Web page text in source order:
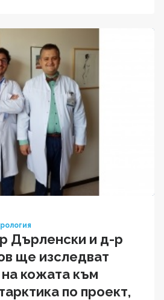
Дърленски и д-р
ще изследват
кожата към
по проект,